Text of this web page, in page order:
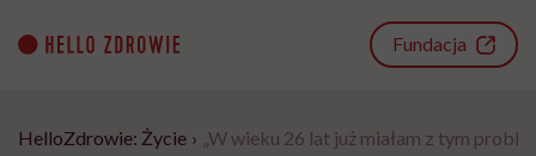
content
Fundacja
HelloZdrowie: Życie › „W wieku 26 lat już miałam z tym